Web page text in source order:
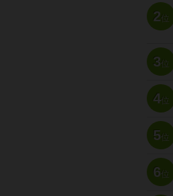
2位
3位
4位
5位
6位